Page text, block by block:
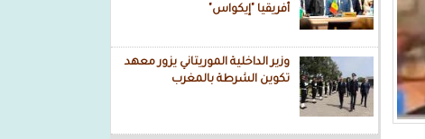
أفريقيا "إيكواس"
وزير الداخلية الموريتاني يزور معهد
تكوين الشرطة بالمغرب